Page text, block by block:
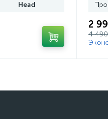
Head
2
4